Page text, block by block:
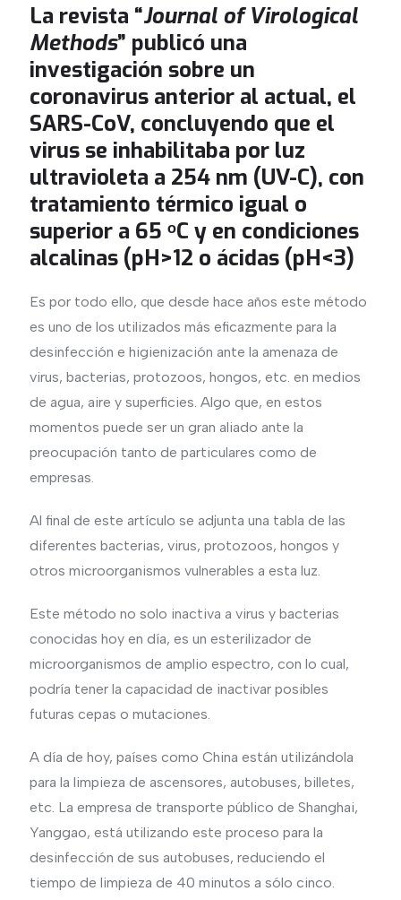
La revista “Journal of Virological
Methods” publicó una
investigación sobre un
coronavirus anterior al actual, el
SARS-CoV, concluyendo que el
virus se inhabilitaba por luz
ultravioleta a 254 nm (UV-C), con
tratamiento térmico igual o
superior a 65 ᵒC y en condiciones
alcalinas (pH>12 o ácidas (pH<3)
Es por todo ello, que desde hace años este método
es uno de los utilizados más eficazmente para la
desinfección e higienización ante la amenaza de
virus, bacterias, protozoos, hongos, etc. en medios
de agua, aire y superficies. Algo que, en estos
momentos puede ser un gran aliado ante la
preocupación tanto de particulares como de
empresas.
Al final de este artículo se adjunta una tabla de las
diferentes bacterias, virus, protozoos, hongos y
otros microorganismos vulnerables a esta luz.
Este método no solo inactiva a virus y bacterias
conocidas hoy en día, es un esterilizador de
microorganismos de amplio espectro, con lo cual,
podría tener la capacidad de inactivar posibles
futuras cepas o mutaciones.
A día de hoy, países como China están utilizándola
para la limpieza de ascensores, autobuses, billetes,
etc. La empresa de transporte público de Shanghai,
Yanggao, está utilizando este proceso para la
desinfección de sus autobuses, reduciendo el
tiempo de limpieza de 40 minutos a sólo cinco.